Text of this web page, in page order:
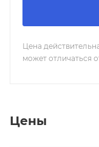
Цена
может отличаться
Цены